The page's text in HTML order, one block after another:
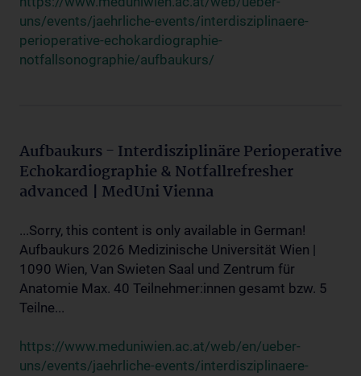
uns/events/jaehrliche-events/interdisziplinaere-
perioperative-echokardiographie-
notfallsonographie/aufbaukurs/
Aufbaukurs - Interdisziplinäre Perioperative
Echokardiographie & Notfallrefresher
advanced | MedUni Vienna
...Sorry, this content is only available in German!
Aufbaukurs 2026 Medizinische Universität Wien |
1090 Wien, Van Swieten Saal und Zentrum für
Anatomie Max. 40 Teilnehmer:innen gesamt bzw. 5
Teilne...
https://www.meduniwien.ac.at/web/en/ueber-
uns/events/jaehrliche-events/interdisziplinaere-